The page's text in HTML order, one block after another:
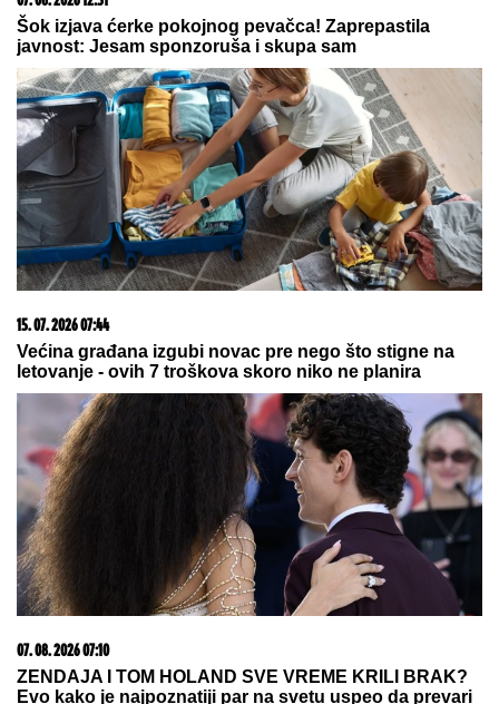
(VIDEO)
RHMZ SE OGLASIO NAJNOVIJIM
MERENjEM: Najviša temperatura 38,
a najniža samo 19 stepeni Celzijusa
by Aklamator
07. 08. 2026 09:47
Čiji hromozom određuje pol deteta? XX rađa se
devojčica, XY rađa se dečak